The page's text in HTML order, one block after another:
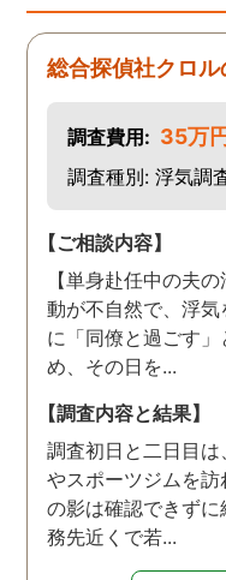
総合探偵社クロル
調査費用: 35万
調査種別: 浮気調
【ご相談内容】
【単身赴任中の夫
動が不自然で、浮
に「同僚と過ごす
め、その日を...
【調査内容と結果】
調査初日と二日目
やスポーツジムを
の影は確認できず
務先近くで若...